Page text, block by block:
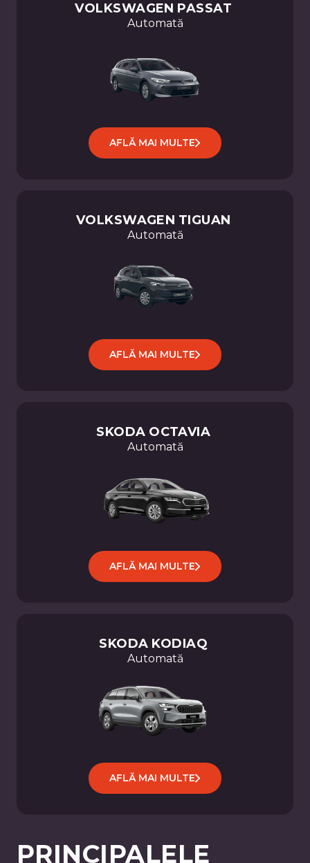
VOLKSWAGEN PASSAT
Automată
AFLĂ MAI MULTE
VOLKSWAGEN TIGUAN
Automată
AFLĂ MAI MULTE
SKODA OCTAVIA
Automată
AFLĂ MAI MULTE
SKODA KODIAQ
Automată
AFLĂ MAI MULTE
PRINCIPALELE